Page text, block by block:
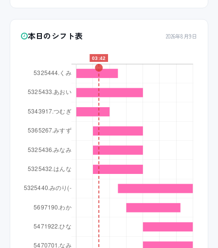
本日のシフト表 2026年8月9日